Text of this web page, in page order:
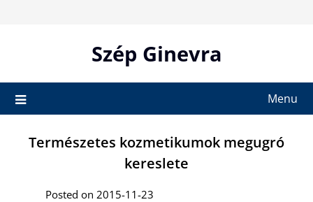
Szép Ginevra
Menu
Természetes kozmetikumok megugró
kereslete
Posted on 2015-11-23